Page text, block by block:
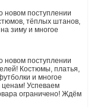
новом поступлении
тёплых штанов,
зиму и многое
новом поступлении
Костюмы, платья,
и многое
ценам! Успеваем
ограничено! Ждём